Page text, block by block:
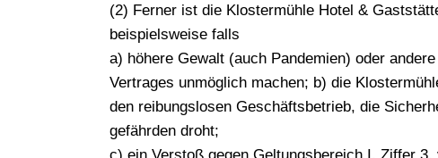
(2) Ferner ist die Klostermühle Hotel &
beispielsweise falls
a) höhere Gewalt (auch Pandemien) oder
Vertrages unmöglich machen; b) die
den reibungslosen Geschäftsbetrieb, die
gefährden droht;
c) ein Verstoß gegen Geltungsbereich I. Ziffer 3.